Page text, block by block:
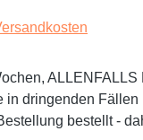
in dringenden Fällen
bestellt -